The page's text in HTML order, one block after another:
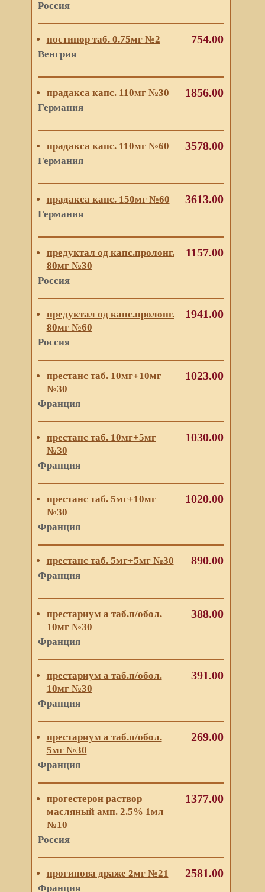
Россия
постинор таб. 0.75мг №2
Венгрия
754.00
прадакса капс. 110мг №30
Германия
1856.00
прадакса капс. 110мг №60
Германия
3578.00
прадакса капс. 150мг №60
Германия
3613.00
предуктал од капс.пролонг.
80мг №30
Россия
1157.00
предуктал од капс.пролонг.
80мг №60
Россия
1941.00
престанс таб. 10мг+10мг
№30
Франция
1023.00
престанс таб. 10мг+5мг
№30
Франция
1030.00
престанс таб. 5мг+10мг
№30
Франция
1020.00
престанс таб. 5мг+5мг №30
Франция
890.00
престариум а таб.п/обол.
10мг №30
Франция
388.00
престариум а таб.п/обол.
10мг №30
Франция
391.00
престариум а таб.п/обол.
5мг №30
Франция
269.00
прогестерон раствор
масляный амп. 2.5% 1мл
№10
Россия
1377.00
прогинова драже 2мг №21
Франция
2581.00